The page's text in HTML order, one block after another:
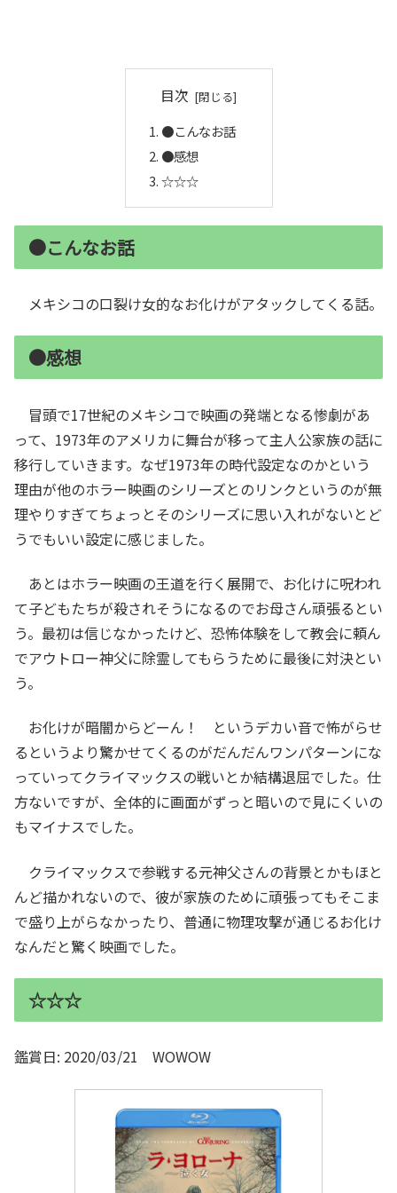
目次
●こんなお話
●感想
☆☆☆
●こんなお話
メキシコの口裂け女的なお化けがアタックしてくる話。
●感想
冒頭で17世紀のメキシコで映画の発端となる惨劇があ
って、1973年のアメリカに舞台が移って主人公家族の話に
移行していきます。なぜ1973年の時代設定なのかという
理由が他のホラー映画のシリーズとのリンクというのが無
理やりすぎてちょっとそのシリーズに思い入れがないとど
うでもいい設定に感じました。
あとはホラー映画の王道を行く展開で、お化けに呪われ
て子どもたちが殺されそうになるのでお母さん頑張るとい
う。最初は信じなかったけど、恐怖体験をして教会に頼ん
でアウトロー神父に除霊してもらうために最後に対決とい
う。
お化けが暗闇からどーん！ というデカい音で怖がらせ
るというより驚かせてくるのがだんだんワンパターンにな
っていってクライマックスの戦いとか結構退屈でした。仕
方ないですが、全体的に画面がずっと暗いので見にくいの
もマイナスでした。
クライマックスで参戦する元神父さんの背景とかもほと
んど描かれないので、彼が家族のために頑張ってもそこま
で盛り上がらなかったり、普通に物理攻撃が通じるお化け
なんだと驚く映画でした。
☆☆☆
鑑賞日: 2020/03/21 WOWOW